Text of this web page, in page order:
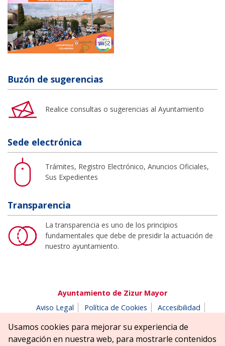
Buzón de sugerencias
Realice consultas o sugerencias al Ayuntamiento
Sede electrónica
Trámites, Registro Electrónico, Anuncios Oficiales,
Sus Expedientes
Transparencia
La transparencia es uno de los principios
fundamentales que debe de presidir la actuación de
nuestro ayuntamiento.
Ayuntamiento de Zizur Mayor
Aviso Legal
Política de Cookies
Accesibilidad
Parque Erreniega parkea, s/n | 31180 Zizur Mayor-Zizur
Nagusia (NAVARRA-NAFARROA)
Usamos cookies para mejorar su experiencia de
navegación en nuestra web, para mostrarle contenidos